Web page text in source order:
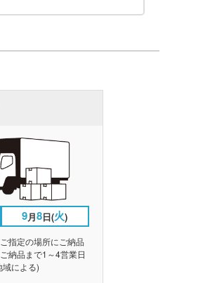
9月8日(火)
指定の場所にご納品
納品まで1～4営業日
による)